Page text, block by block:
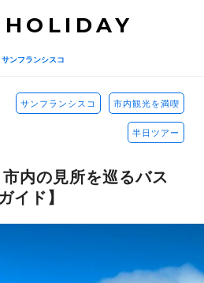
HOLIDAY
サンフランシスコ
サンフランシスコ 市内観光を満喫
半日ツアー
内の見所を巡るバス
イド】